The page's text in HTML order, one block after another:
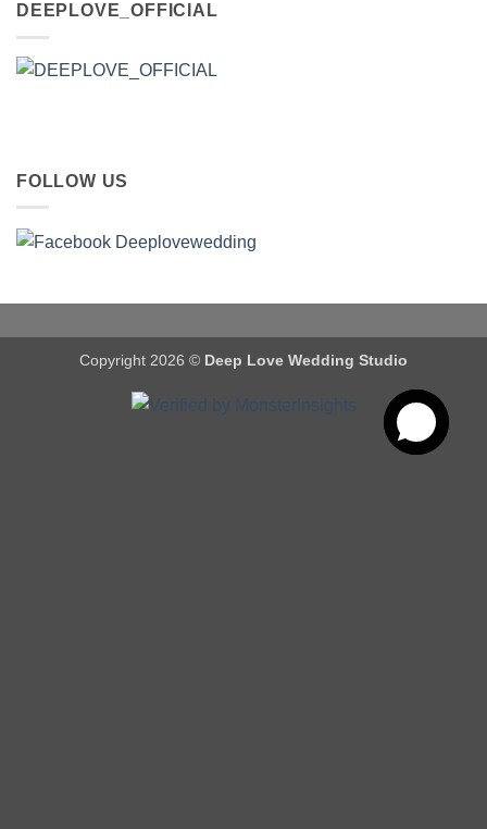
DEEPLOVE_OFFICIAL
FOLLOW US
Copyright 2026 © Deep Love Wedding Studio